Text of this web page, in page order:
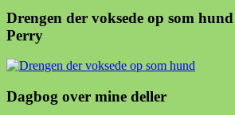
Drengen der voksede op som
Perry
Dagbog over mine deller